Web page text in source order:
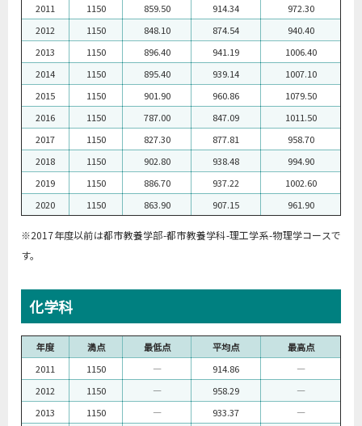
2011
1150 859.50 914.34
972.30
2012
1150 848.10 874.54
940.40
2013
1150 896.40 941.19
1006.40
2014
1150 895.40 939.14
1007.10
2015
1150 901.90 960.86
1079.50
2016
1150 787.00 847.09
1011.50
2017
1150 827.30 877.81
958.70
2018
1150 902.80 938.48
994.90
2019
1150 886.70 937.22
1002.60
2020
1150 863.90 907.15 961.90
※2017年度以前は都市教養学部-都市教養学科-理工学系-物理学コースで
す。
化学科
年度 満点 最低点 平均点
最高点
2011
1150 ― 914.86
―
2012
1150 ― 958.29
―
2013
1150 ― 933.37
―